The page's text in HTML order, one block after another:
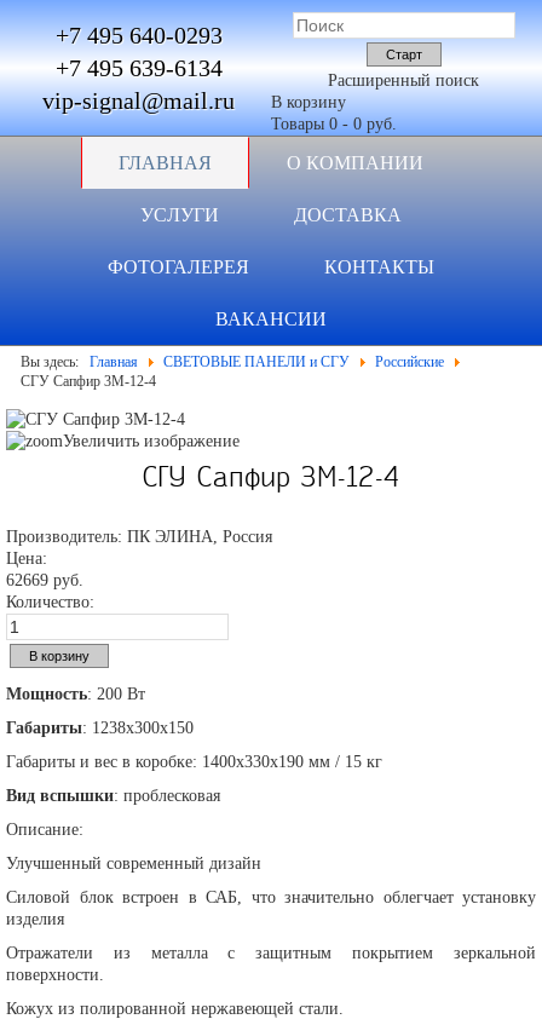
+7 495 640-0293
+7 495 639-6134
vip-signal@mail.ru
Расширенный поиск
В корзину
Товары 0 - 0 руб.
ГЛАВНАЯ О КОМПАНИИ
УСЛУГИ ДОСТАВКА
ФОТОГАЛЕРЕЯ КОНТАКТЫ
ВАКАНСИИ
Вы здесь: Главная СВЕТОВЫЕ ПАНЕЛИ и СГУ
Российские
СГУ Сапфир 3М-12-4
Увеличить изображение
СГУ Сапфир 3М-12-4
Производитель: ПК ЭЛИНА, Россия
Цена:
62669 руб.
Количество:
Мощность: 200 Вт
Габариты: 1238х300х150
Габариты и вес в коробке: 1400х330х190 мм / 15 кг
Вид вспышки: проблесковая
Описание:
Улучшенный современный дизайн
Силовой блок встроен в САБ, что значительно облегчает установку
изделия
Отражатели из металла с защитным покрытием зеркальной
поверхности.
Кожух из полированной нержавеющей стали.